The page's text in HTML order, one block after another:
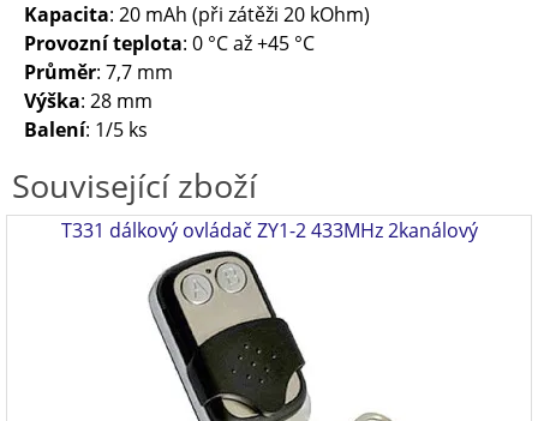
Kapacita: 20 mAh (při zátěži 20 kOhm)
Provozní teplota: 0 °C až +45 °C
Průměr: 7,7 mm
Výška: 28 mm
Balení: 1/5 ks
Související zboží
T331 dálkový ovládač ZY1-2 433MHz 2kanálový